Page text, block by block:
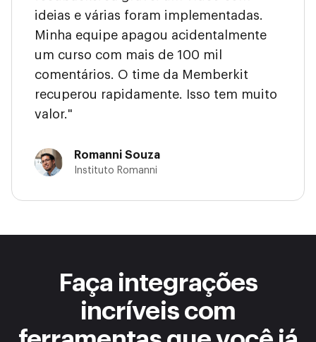
ideias e várias foram implementadas.
Minha equipe apagou acidentalmente
um curso com mais de 100 mil
comentários. O time da Memberkit
recuperou rapidamente. Isso tem muito
valor."
Romanni Souza
Instituto Romanni
Faça integrações
incríveis com